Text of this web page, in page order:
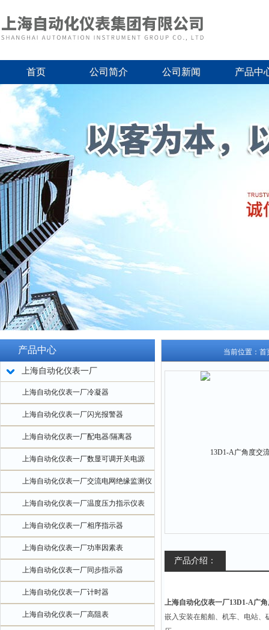
首页 公司简介 公司新闻 产品中
产品中心
上海自动化仪表一厂
上海自动化仪表一厂冷凝器
上海自动化仪表一厂闪光报警器
上海自动化仪表一厂配电器/隔离器
上海自动化仪表一厂数显可调开关电源
上海自动化仪表一厂交流电网绝缘监测仪
上海自动化仪表一厂温度压力指示仪表
上海自动化仪表一厂相序指示器
上海自动化仪表一厂功率因素表
上海自动化仪表一厂同步指示器
上海自动化仪表一厂计时器
上海自动化仪表一厂高阻表
当前位置： 首
产品介绍：
上海自动化仪表一厂13D1-A广
嵌入安装在船舶、机车、电站、